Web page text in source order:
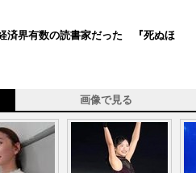
済界有数の読書家だった 『死ぬほ
画像で見る